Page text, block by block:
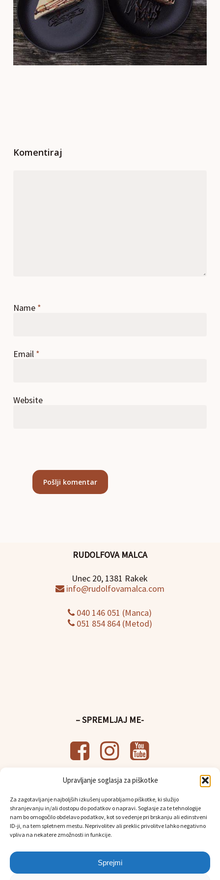
Upravljanje soglasja za piškotke
Za zagotavljanje najboljših izkušenj uporabljamo piškotke, ki služijo
shranjevanju in/ali dostopu do podatkov o napravi. Soglasje za te tehnologije
nam bo omogočilo obdelavo podatkov, kot so vedenje pri brskanju ali edinstveni
ID-ji, na tem spletnem mestu. Neprivolitev ali preklic privolitve lahko negativno
vpliva na nekatere zmožnosti in funkcije.
Sprejmi
Komentiraj
Name *
Email *
Website
RUDOLFOVA MALCA
Unec 20, 1381 Rakek
info@rudolfovamalca.com
040 146 051 (Manca)
051 854 864 (Metod)
– SPREMLJAJ ME-
– UPORABNE POVEZAVE-
Splošni pogoji poslovanja
Politikavarstva osebnih podatkov
Osebni prevzem in dostava